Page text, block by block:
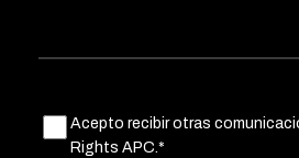
Untitled(Obligatorio)
Acepto recibir otras
Rights APC.*